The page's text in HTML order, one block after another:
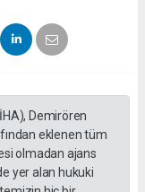
Demirören
eklenen tüm
olmadan ajans
yer alan hukuki